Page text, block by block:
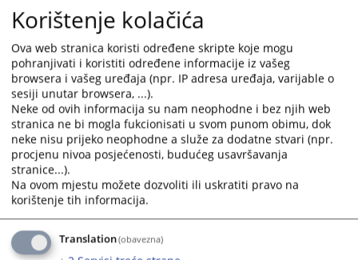
Protok predmeta u Osnovnom sudu u
Bijeljini za period 01.01.-30.09.2025. godine
U dokumentima, koji se nalaze u prilogu ("Prateći dokumenti"), mogu
se pogledati devetomjesečni izvještaji ("Protok predmeta po
referatima i vrstama predmeta") o radu Osnovnog suda u Bijeljini i
Odjeljenja ovog suda u Loparama za period 01.01.-30.09.2025.
godine.
709PREGLEDA
Korištenje kolačića
Ova web stranica koristi određene skripte koje mogu
pohranjivati i koristiti određene informacije iz vašeg
browsera i vašeg uređaja (npr. IP adresa uređaja, varijable o
sesiji unutar browsera, ...).
Neke od ovih informacija su nam neophodne i bez njih web
stranica ne bi mogla fukcionisati u svom punom obimu, dok
neke nisu prijeko neophodne a služe za dodatne stvari (npr.
procjenu nivoa posjećenosti, budućeg usavršavanja
stranice...).
Na ovom mjestu možete dozvoliti ili uskratiti pravo na
korištenje tih informacija.
Translation(obavezna)